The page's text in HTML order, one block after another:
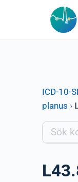
ICD-10-
planus ›